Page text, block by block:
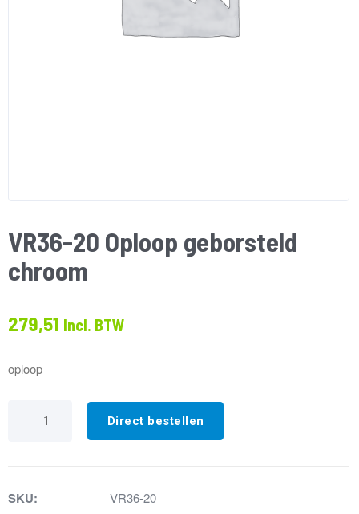
VR36-20 Oploop geborsteld
chroom
279,51 Incl. BTW
oploop
Direct bestellen
SKU: VR36-20